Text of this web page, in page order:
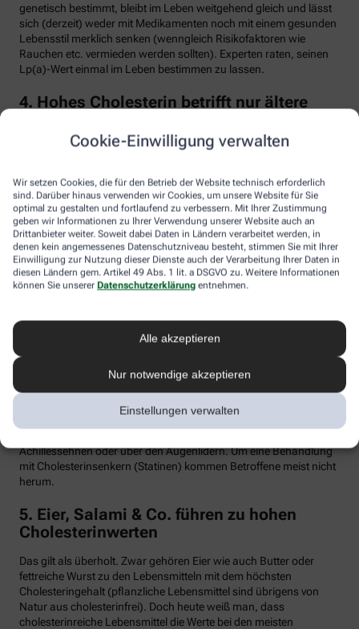
Cookie-Einwilligung verwalten
Wir setzen Cookies, die für den Betrieb der Website technisch erforderlich
sind. Darüber hinaus verwenden wir Cookies, um unsere Website für Sie
optimal zu gestalten und fortlaufend zu verbessern. Mit Ihrer Zustimmung
geben wir Informationen zu Ihrer Verwendung unserer Website auch an
Drittanbieter weiter. Soweit dabei Daten in Ländern verarbeitet werden, in
denen kein angemessenes Datenschutzniveau besteht, stimmen Sie mit Ihrer
Einwilligung zur Nutzung dieser Dienste auch der Verarbeitung Ihrer Daten in
diesen Ländern gem. Artikel 49 Abs. 1 lit. a DSGVO zu. Weitere Informationen
können Sie unserer Datenschutzerklärung entnehmen.
Alle akzeptieren
Nur notwendige akzeptieren
Einstellungen verwalten
genetisch bestimmt, bleibt im Leben weitgehend gleich und lässt
sich (derzeit) weder mit Medikamenten noch mit einem gesunden
Lebensstil merklich senken (wenngleich Risikofaktoren wie
Rauchen etc. vermieden werden sollten). Experten raten, seinen
Lp(a)-Wert einmal im Leben bestimmen zu lassen.
4. Hohes Cholesterin betrifft nur ältere
Falsch. Zwar steigt das Risiko für erhöhte Cholesterinwerte mit
Hypercholesterinämie (FH) haben jedoch schon von Geburt an
erhöhte Blutfettwerte. Bei der erblich bedingten
Stoffwechselerkrankung sammelt sich durch einen Gendefekt
sehr viel LDL-Cholesterin im Blut an (über 190 bis 500 mg/dl) und
lagert sich an den Wänden der Arterien und Venen ab. Betroffene
entwickeln oft schon im jungen Erwachsenenalter eine
Arteriosklerose.
bis zur Menopause durch Hormone besser geschützt, bei ihnen
sind es rund 30 Prozent bis zum Alter von 60 Jahren. Die familiäre
Hypercholesterinämie kommt bei etwa einer von 300 Personen
vor. Sind in der Familie Fälle von frühen Herzinfarkten, Stents oder
Bypass-Operationen bekannt, sollte man sein Cholesterin
dringend überprüfen lassen. Anzeichen können auch gelbliche
Achillessehnen oder über den Augenlidern. Um eine Behandlung
mit Cholesterinsenkern (Statinen) kommen Betroffene meist nicht
herum.
5. Eier, Salami & Co. führen zu hohen
Cholesterinwerten
Das gilt als überholt. Zwar gehören Eier wie auch Butter oder
fettreiche Wurst zu den Lebensmitteln mit dem höchsten
Cholesteringehalt (pflanzliche Lebensmittel sind übrigens von
Natur aus cholesterinfrei). Doch heute weiß man, dass
cholesterinreiche Lebensmittel die Werte bei den meisten